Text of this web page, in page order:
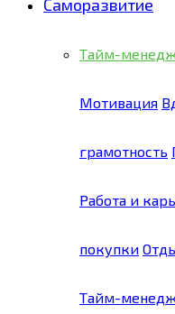
Саморазвитие
Тайм-
Мотивация
грамотность
Работа и
покупки
Тайм-